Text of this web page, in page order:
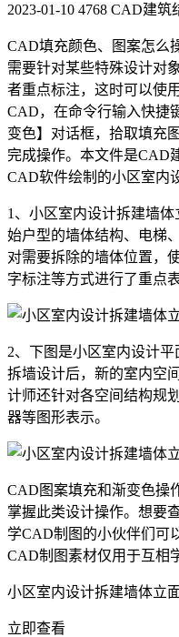
2023-01-10 4768 CAD建筑
CAD填充颜色、图案怎么
需要针对某些特殊设计对
者重点标注，这时可以使
CAD，在命令行输入快捷
变色】对话框，拾取填充
完成操作。本文件是CAD
CAD软件绘制的小区室内
1、小区室内设计拆建墙
始户型的墙体结构、电梯
对需要拆除的墙体位置，
字标注等方式进行了重点表
2、下图是小区室内设计
拆墙设计后，新的室内空
计师还针对各空间结构规
器等图形表示。
CAD图案填充和渐变色操
掌握此类设计操作。 想要
学CAD制图的小伙伴们可
CAD制图素材仅用于互相
小区室内设计拆建墙体立
立即查看